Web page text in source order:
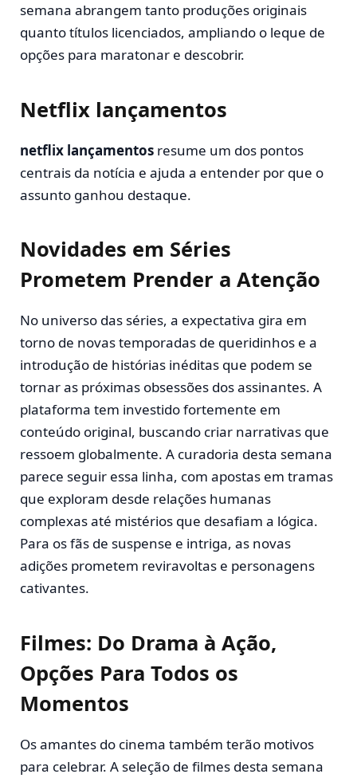
semana abrangem tanto produções originais
quanto títulos licenciados, ampliando o leque de
opções para maratonar e descobrir.
Netflix lançamentos
netflix lançamentos resume um dos pontos
centrais da notícia e ajuda a entender por que o
assunto ganhou destaque.
Novidades em Séries
Prometem Prender a Atenção
No universo das séries, a expectativa gira em
torno de novas temporadas de queridinhos e a
introdução de histórias inéditas que podem se
tornar as próximas obsessões dos assinantes. A
plataforma tem investido fortemente em
conteúdo original, buscando criar narrativas que
ressoem globalmente. A curadoria desta semana
parece seguir essa linha, com apostas em tramas
que exploram desde relações humanas
complexas até mistérios que desafiam a lógica.
Para os fãs de suspense e intriga, as novas
adições prometem reviravoltas e personagens
cativantes.
Filmes: Do Drama à Ação,
Opções Para Todos os
Momentos
Os amantes do cinema também terão motivos
para celebrar. A seleção de filmes desta semana